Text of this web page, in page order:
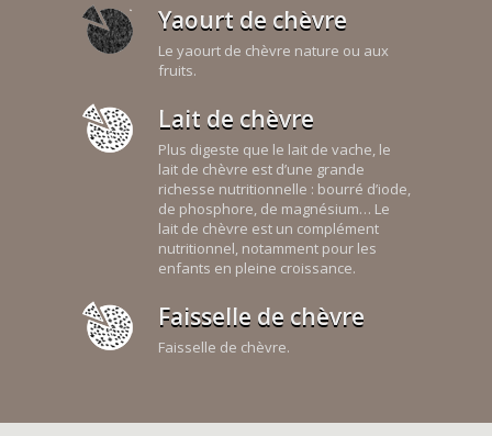
Yaourt de chèvre
Le yaourt de chèvre nature ou aux
fruits.
Lait de chèvre
Plus digeste que le lait de vache, le
lait de chèvre est d’une grande
richesse nutritionnelle : bourré d’iode,
de phosphore, de magnésium… Le
lait de chèvre est un complément
nutritionnel, notamment pour les
enfants en pleine croissance.
Faisselle de chèvre
Faisselle de chèvre.